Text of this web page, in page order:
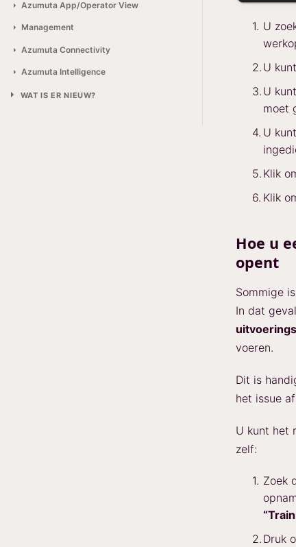
Azumuta App/Operator View
Management
Azumuta Connectivity
Azumuta Intelligence
WAT IS ER NIEUW?
U
U
U
moet
U
Klik
Klik
Hoe u
opent
Sommige
In dat
voeren.
Dit is
het issue
U kunt het
zelf:
Zoek
Druk